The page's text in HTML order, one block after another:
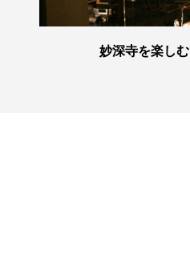
妙深寺を楽しむ